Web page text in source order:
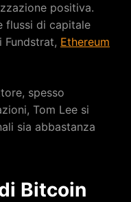
positiva.
flussi di capitale
Ethereum
spesso
Tom Lee si
sia abbastanza
Bitcoin